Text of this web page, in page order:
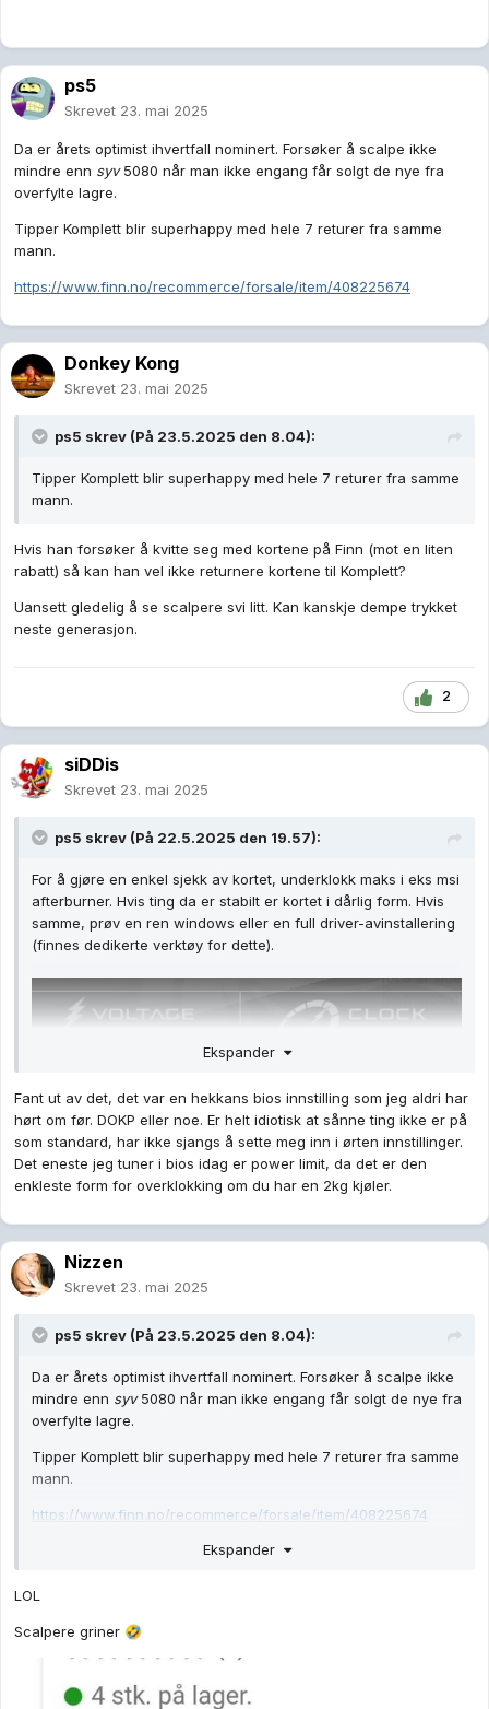
ps5
Skrevet 23. mai 2025
Da er årets optimist ihvertfall nominert. Forsøker å scalpe ikke
mindre enn syv5080 når man ikke engang får solgt de nye fra
overfylte lagre.
Tipper Komplett blir superhappy med hele 7 returer fra samme
mann.
https://www.finn.no/recommerce/forsale/item/408225674
Donkey Kong
Skrevet 23. mai 2025
ps5 skrev (På 23.5.2025 den 8.04):
Tipper Komplett blir superhappy med hele 7 returer fra samme
mann.
Hvis han forsøker å kvitte seg med kortene på Finn (mot en liten
rabatt) så kan han vel ikke returnere kortene til Komplett?
Uansett gledelig å se scalpere svi litt. Kan kanskje dempe trykket
neste generasjon.
2
siDDis
Skrevet 23. mai 2025
ps5 skrev (På 22.5.2025 den 19.57):
For å gjøre en enkel sjekk av kortet, underklokk maks i eks msi
afterburner. Hvis ting da er stabilt er kortet i dårlig form. Hvis
samme, prøv en ren windows eller en full driver-avinstallering
(finnes dedikerte verktøy for dette).
Ekspander
Fant ut av det, det var en hekkans bios innstilling som jeg aldri har
hørt om før. DOKP eller noe. Er helt idiotisk at sånne ting ikke er på
som standard, har ikke sjangs å sette meg inn i ørten innstillinger.
Det eneste jeg tuner i bios idag er power limit, da det er den
enkleste form for overklokking om du har en 2kg kjøler.
Nizzen
Skrevet 23. mai 2025
ps5 skrev (På 23.5.2025 den 8.04):
Da er årets optimist ihvertfall nominert. Forsøker å scalpe ikke
mindre enn syv5080 når man ikke engang får solgt de nye fra
overfylte lagre.
Tipper Komplett blir superhappy med hele 7 returer fra samme
mann.
https://www.finn.no/recommerce/forsale/item/408225674
Ekspander
LOL
Scalpere griner 🤣